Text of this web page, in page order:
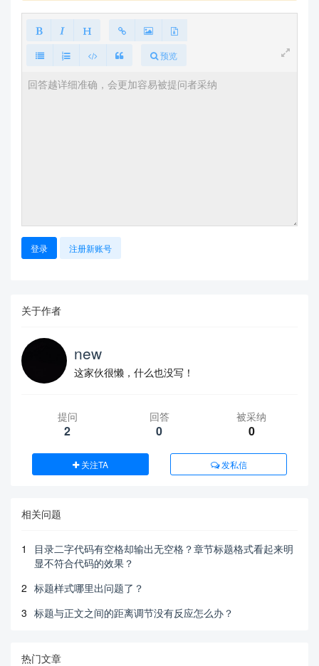
预览
登录 注册新账号
关于作者
new
这家伙很懒，什么也没写！
提问
2
回答
0
被采纳
0
关注TA 发私信
相关问题
1
目录二字代码有空格却输出无空格？章节标题格式看起来明
显不符合代码的效果？
2 标题样式哪里出问题了？
3 标题与正文之间的距离调节没有反应怎么办？
热门文章